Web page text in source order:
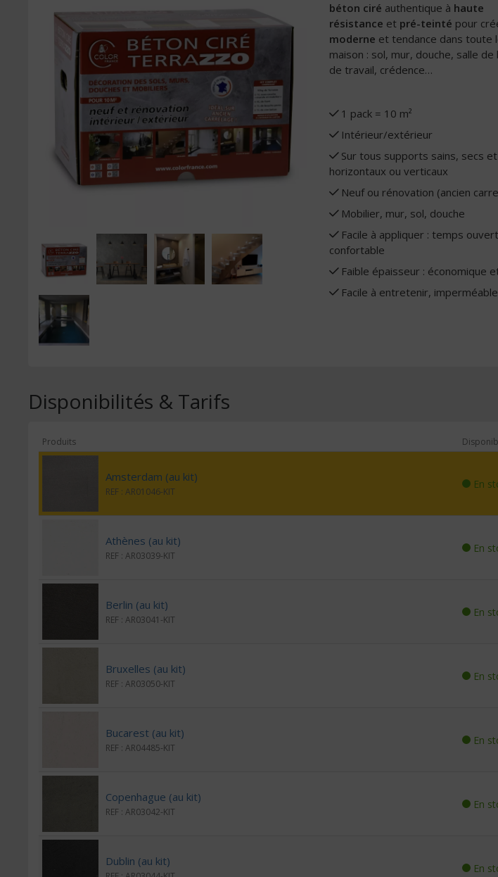
béton ciré authentique à haute
résistance et pré-teinté pour
moderne et tendance dans toute
maison : sol, mur, douche, salle de
de travail, crédence…
1 pack = 10 m²
Intérieur/extérieur
Sur tous supports sains, secs
horizontaux ou verticaux
Neuf ou rénovation (ancien
Mobilier, mur, sol, douche
Facile à appliquer : temps
confortable
Faible épaisseur : économique
Facile à entretenir, imperméable
Disponibilités & Tarifs
Produits
Amsterdam (au kit)
REF : AR01046-KIT
En
Athènes (au kit)
REF : AR03039-KIT
En
Berlin (au kit)
REF : AR03041-KIT
En
Bruxelles (au kit)
REF : AR03050-KIT
En
Bucarest (au kit)
REF : AR04485-KIT
En
Copenhague (au kit)
REF : AR03042-KIT
En
Dublin (au kit)
En